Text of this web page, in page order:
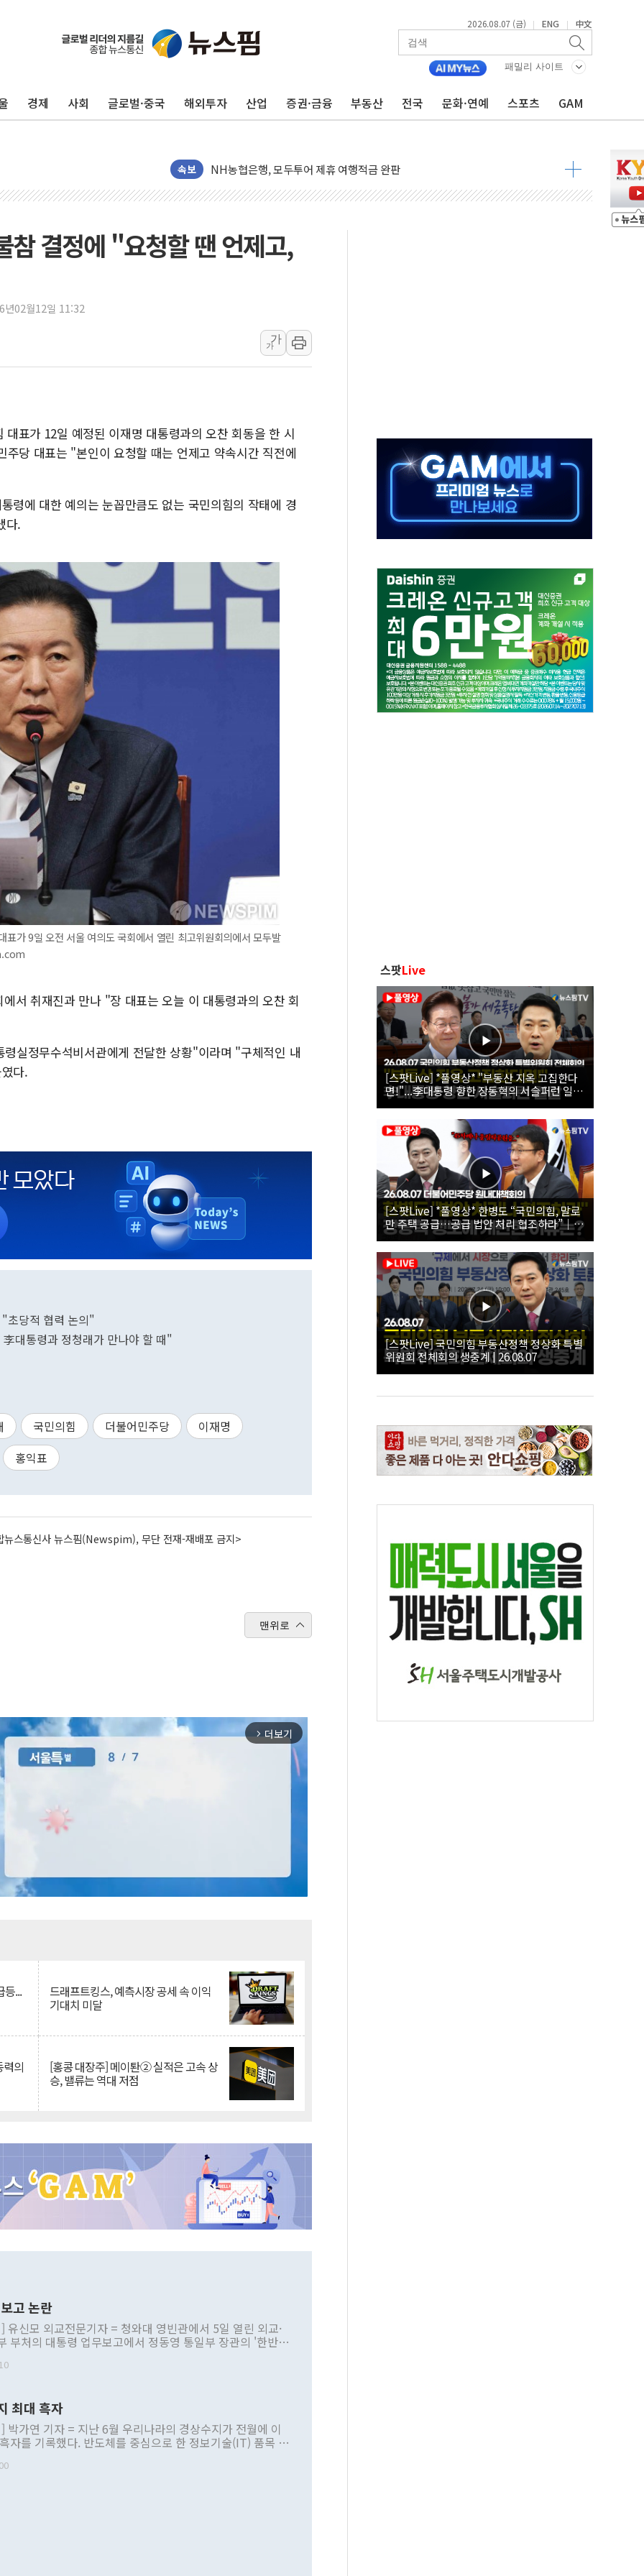
2026.08.07 (금) | ENG | 中文
패밀리 사이트
경제 사회 글로벌·중국 해외투자 산업 증권·금융 부동산 전국 문화·연예 스포츠 GAM
속보
전남광주 화정역 인근 도로 4중 추돌…1명 심정지·5명 부상
청도 문수리 야산서 산불 진화 중...진화헬기 3대 투입
헥토이노베이션, 상반기 매출 첫 2000억원 돌파
우리은행, 고창해상풍력에 4000억 금융 지원
민병덕 "오늘 67개 점포 영업 재개...장바구니에 홈플러스 담아달라" 호소
하나금융이 쏘아 올린 CIFO, 금융지주 포용금융 조직개편 신호탄
코스피·코스닥 오전 동반 하락…내린 종목이 두 배 넘어
'입추'인데 연일 찜통더위…김성환 기후부 장관 "예측범위 벗어나도 즉시대응"
장동혁 "규제와 대출 풀고 재개발·재건축 촉진하는 것이 부동산 정상화"
[속보] 종합특검, '尹 관저 이전 감사 무마' 유병호 감사위원 구속 기소
오렌지플래닛 창업재단, 스타트업 지원 프로그램 성료
경찰, '300억대 사기 혐의' 차가원 대표 구속 송치
참 결정에 "요청할 땐 언제고,
년02월12일 11:32
가
가
표가 12일 예정된 이재명 대통령과의 오찬 회동을 한 시
당 대표는 "본인이 요청할 때는 언제고 약속시간 직전에
령에 대한 예의는 눈꼽만큼도 없는 국민의힘의 작태에 경
다.
가 9일 오전 서울 여의도 국회에서 열린 최고위원회의에서 모두발
서 취재진과 만나 "장 대표는 오늘 이 대통령과의 오찬 회
실정무수석비서관에게 전달한 상황"이라며 "구체적인 내
다.
초당적 협력 논의"
대통령과 정청래가 만나야 할 때"
국민의힘 더불어민주당
이재명
홍익표
뉴스통신사 뉴스핌(Newspim), 무단 전재-재배포 금지>
맨위로
arrow_forward_ios 더보기
등... 드래프트킹스, 예측시장 공세 속 이익
기대치 미달
의 [홍콩 대장주] 메이퇀② 실적은 고속 상
승, 밸류는 역대 저점
고 논란
유신모 외교전문기자 = 청와대 영빈관에서 5일 열린 외교·
부처의 대통령 업무보고에서 정동영 통일부 장관의 '한반도
부 내 조율을 거치지 않은 사안을 정책으로 추진하겠다고 공
근거한 비현실적 구상'이라는 비판을 내놨다. 그동안 정 장
관련 발언이 물의를 빚은 적은 여러 번 있지만 대통령과 유
공개적으로 부정적 입장을 표명한 것은 이례적이다. 정 장
북 접근법과 월권을 제어해야 한다는 목소리도 높아지고 있
최대 흑자
박가연 기자 = 지난 6월 우리나라의 경상수지가 전월에 이
자를 기록했다. 반도체를 중심으로 한 정보기술(IT) 품목 수
르
스팟Live
[스팟Live] *풀영상* "부동산 지옥 고집한다
면!"...李대통령 향한 장동혁의 서슬퍼런 일갈
| 26.08.07 국민의힘 부동산정책 정상화 특별
위원회 전체회의
[스팟Live] *풀영상* 한병도 “국민의힘, 말로
만 주택 공급…공급 법안 처리 협조하라”｜
26.08.07 더불어민주당 원내대책회의
[스팟Live] 국민의힘 부동산정책 정상화 특별
위원회 전체회의 생중계 | 26.08.07